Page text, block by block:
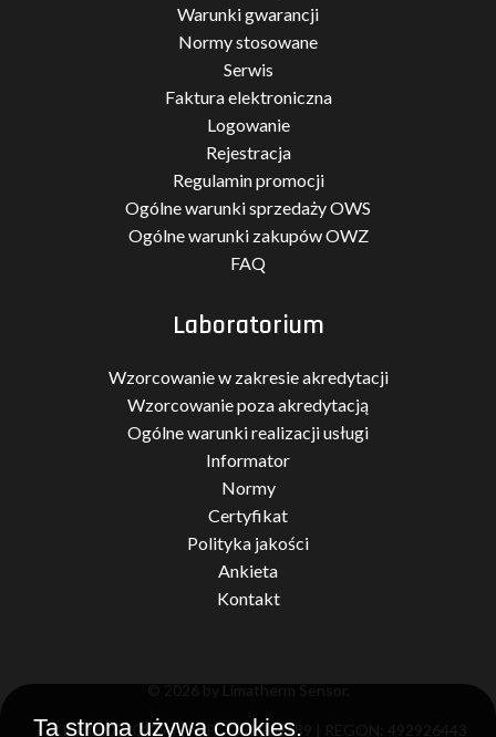
Warunki gwarancji
Normy stosowane
Serwis
Faktura elektroniczna
Logowanie
Rejestracja
Regulamin promocji
Ogólne warunki sprzedaży OWS
Ogólne warunki zakupów OWZ
FAQ
Laboratorium
Wzorcowanie w zakresie akredytacji
Wzorcowanie poza akredytacją
Ogólne warunki realizacji usługi
Informator
Normy
Certyfikat
Polityka jakości
Ankieta
Kontakt
© 2026 by Limatherm Sensor.
KRS: 0000201394 | NIP: 7371966189 | REGON: 492926443
Ta strona używa cookies.